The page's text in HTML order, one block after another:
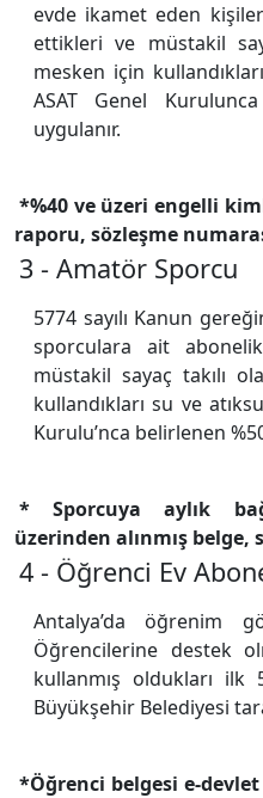
evde ikamet eden
ettikleri ve müstakil
mesken için
ASAT Genel
uygulanır.
*%40 ve üzeri engelli
raporu, sözleşme
3 - Amatör Sporcu
5774 sayılı Kanun
sporculara ait
müstakil sayaç takılı
kullandıkları su ve
Kurulu’nca belirlenen
* Sporcuya aylık
üzerinden alınmış belge,
4 - Öğrenci Ev
Antalya’da öğrenim
Öğrencilerine destek
kullanmış oldukları ilk
Büyükşehir Belediyesi
*Öğrenci belgesi e-